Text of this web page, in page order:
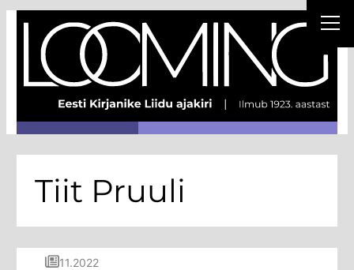
Tiit Pruuli
11.2022